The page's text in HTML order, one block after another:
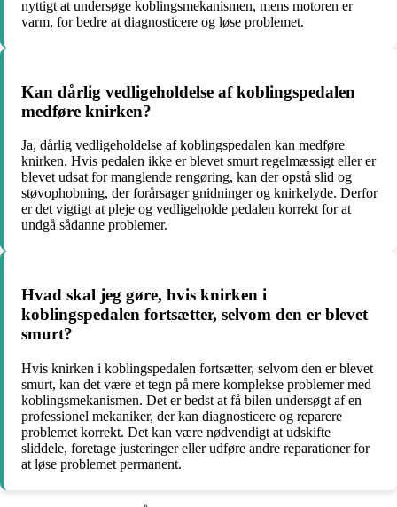
nyttigt at undersøge koblingsmekanismen, mens motoren er
varm, for bedre at diagnosticere og løse problemet.
Kan dårlig vedligeholdelse af koblingspedalen
medføre knirken?
Ja, dårlig vedligeholdelse af koblingspedalen kan medføre
knirken. Hvis pedalen ikke er blevet smurt regelmæssigt eller er
blevet udsat for manglende rengøring, kan der opstå slid og
støvophobning, der forårsager gnidninger og knirkelyde. Derfor
er det vigtigt at pleje og vedligeholde pedalen korrekt for at
undgå sådanne problemer.
Hvad skal jeg gøre, hvis knirken i
koblingspedalen fortsætter, selvom den er blevet
smurt?
Hvis knirken i koblingspedalen fortsætter, selvom den er blevet
smurt, kan det være et tegn på mere komplekse problemer med
koblingsmekanismen. Det er bedst at få bilen undersøgt af en
professionel mekaniker, der kan diagnosticere og reparere
problemet korrekt. Det kan være nødvendigt at udskifte
sliddele, foretage justeringer eller udføre andre reparationer for
at løse problemet permanent.